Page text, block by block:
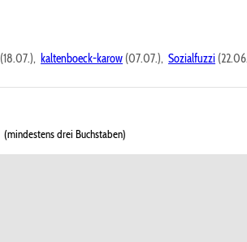
(18.07.), kaltenboeck-karow (07.07.), Sozialfuzzi
(mindestens drei Buchstaben)